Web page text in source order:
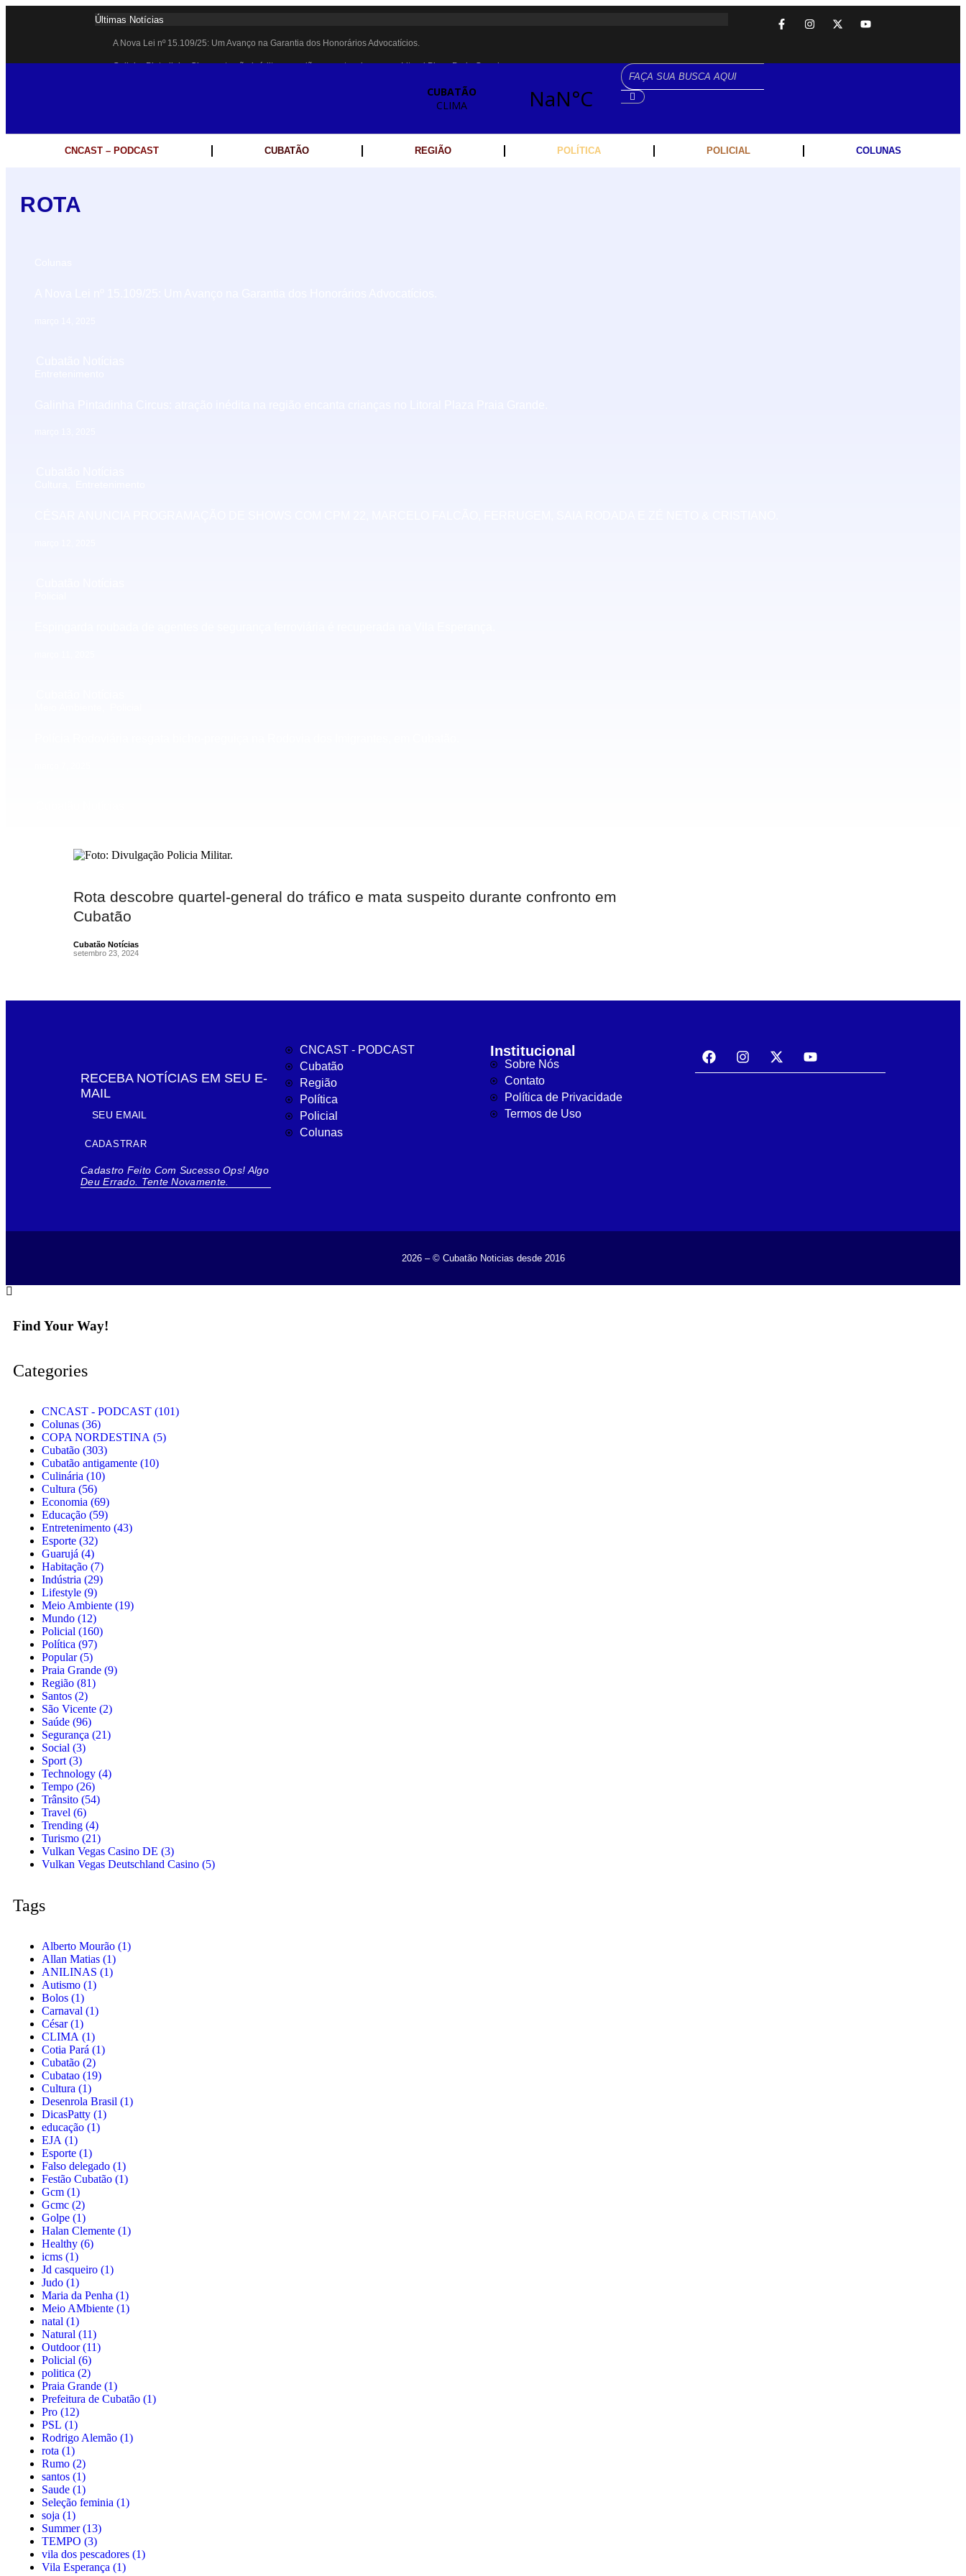
Últimas Notícias
A Nova Lei nº 15.109/25: Um Avanço na Garantia dos Honorários Advocatícios.
Galinha Pintadinha Circus: atração inédita na região encanta crianças no Litoral Plaza Praia Grande.
CÉSAR ANUNCIA PROGRAMAÇÃO DE SHOWS COM CPM 22, MARCELO FALCÃO, FERRUGEM, SAIA RODADA E ZÉ NETO & CRISTIANO.
Espingarda roubada de agentes de segurança ferroviária é recuperada na Vila Esperança.
Polícia Rodoviária resgata bicho-preguiça na Rodovia dos Imigrantes, em Cubatão.
Coluna PLP Cubatão: um debate essencial para as mulheres cubatenses.
CNCAST – PODCAST CUBATÃO REGIÃO POLÍTICA POLICIAL COLUNAS
ROTA
Rota descobre quartel-general do tráfico e mata suspeito durante confronto em
Cubatão
Cubatão Notícias
setembro 23, 2024
RECEBA NOTÍCIAS EM SEU E-
MAIL
CADASTRAR
Cadastro Feito Com Sucesso Ops! Algo
Deu Errado. Tente Novamente.
CNCAST - PODCAST
Cubatão
Região
Política
Policial
Colunas
Institucional
Sobre Nós
Contato
Política de Privacidade
Termos de Uso
2026 – © Cubatão Noticias desde 2016
Find Your Way!
Categories
CNCAST - PODCAST (101)
Colunas (36)
COPA NORDESTINA (5)
Cubatão (303)
Cubatão antigamente (10)
Culinária (10)
Cultura (56)
Economia (69)
Educação (59)
Entretenimento (43)
Esporte (32)
Guarujá (4)
Habitação (7)
Indústria (29)
Lifestyle (9)
Meio Ambiente (19)
Mundo (12)
Policial (160)
Política (97)
Popular(5)
Praia Grande (9)
Região (81)
Santos (2)
São Vicente (2)
Saúde (96)
Segurança (21)
Social (3)
Sport (3)
Technology (4)
Tempo (26)
Trânsito (54)
Travel (6)
Trending (4)
Turismo (21)
Vulkan Vegas Casino DE (3)
Vulkan Vegas Deutschland Casino (5)
Tags
Alberto Mourão (1)
Allan Matias (1)
ANILINAS (1)
Autismo (1)
Bolos (1)
Carnaval (1)
César(1)
CLIMA (1)
Cotia Pará (1)
Cubatão (2)
Cubatao (19)
Cultura (1)
Desenrola Brasil (1)
DicasPatty (1)
educação (1)
EJA (1)
Esporte (1)
Falso delegado (1)
Festão Cubatão (1)
Gcm (1)
Gcmc (2)
Golpe (1)
Halan Clemente (1)
Healthy (6)
icms (1)
Jd casqueiro (1)
Judo (1)
Maria da Penha (1)
Meio AMbiente (1)
natal (1)
Natural (11)
Outdoor(11)
Policial (6)
politica (2)
Praia Grande (1)
Prefeitura de Cubatão (1)
Pro (12)
PSL (1)
Rodrigo Alemão (1)
rota (1)
Rumo (2)
santos (1)
Saude (1)
Seleção feminia (1)
soja (1)
Summer(13)
TEMPO (3)
vila dos pescadores (1)
Vila Esperança (1)